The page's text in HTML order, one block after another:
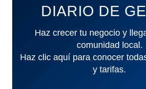
DIARIO DE
Haz crecer tu negocio y
comunidad local.
Haz clic aquí para conocer
y tarifas.